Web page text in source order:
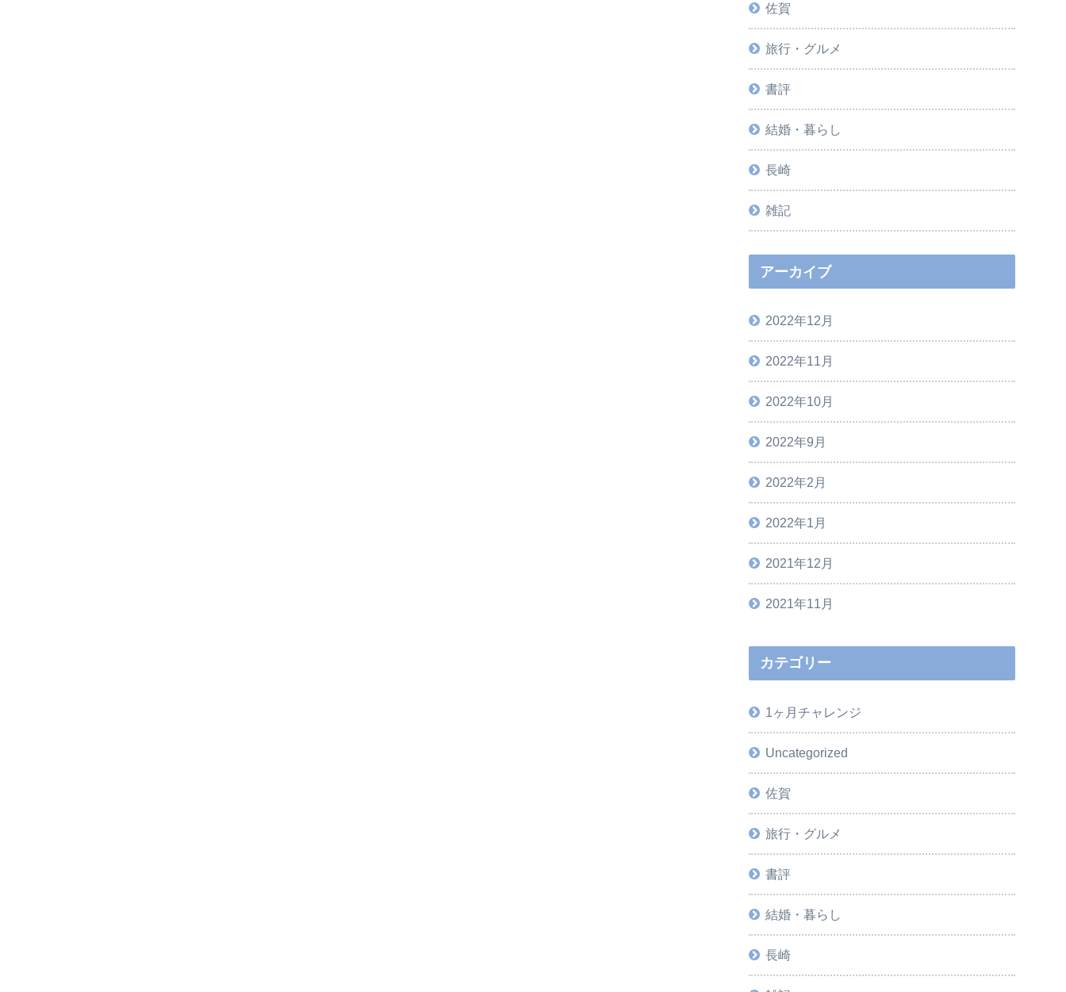
佐賀
旅行・グルメ
書評
結婚・暮らし
長崎
雑記
アーカイブ
2022年12月
2022年11月
2022年10月
2022年9月
2022年2月
2022年1月
2021年12月
2021年11月
カテゴリー
1ヶ月チャレンジ
Uncategorized
佐賀
旅行・グルメ
書評
結婚・暮らし
長崎